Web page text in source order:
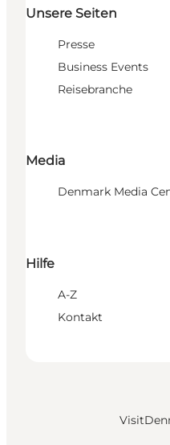
Unsere Seiten
Presse
Business Events
Reisebranche
Media
Denmark Media
Hilfe
A-Z
Kontakt